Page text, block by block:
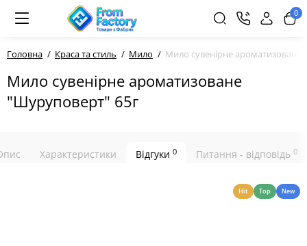
0
Головна Краса та стиль Мило Мило сувенірне ароматизоване
Мило сувенірне ароматизоване
"Шуруповерт" 65г
Характеристики Відгуки 0 Питання - відповідь 0
Hit Top New